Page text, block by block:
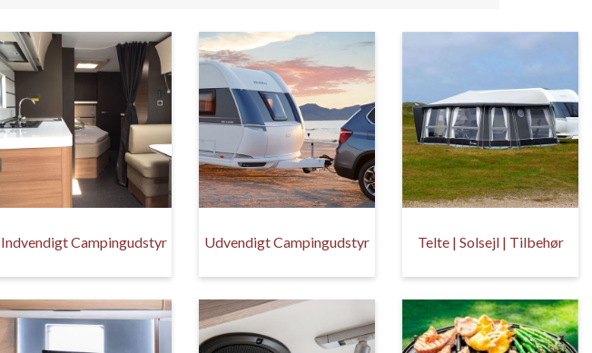
Indvendigt Campingudstyr Udvendigt Campingudstyr Telte | Solsejl | Tilbehør